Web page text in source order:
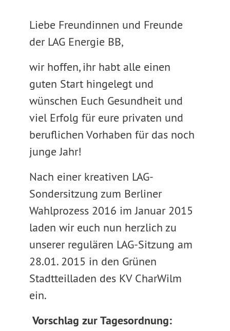
Liebe Freundinnen und Freunde
der LAG Energie BB,
wir hoffen, ihr habt alle einen
guten Start hingelegt und
wünschen Euch Gesundheit und
viel Erfolg für eure privaten und
beruflichen Vorhaben für das noch
junge Jahr!
Nach einer kreativen LAG-
Sondersitzung zum Berliner
Wahlprozess 2016 im Januar 2015
laden wir euch nun herzlich zu
unserer regulären LAG-Sitzung am
28.01. 2015 in den Grünen
Stadtteilladen des KV CharWilm
ein.
Vorschlag zur Tagesordnung: